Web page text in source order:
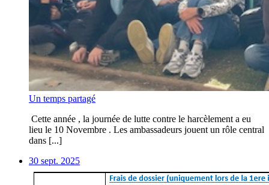
Un temps partagé
Cette année , la journée de lutte contre le harcèlement a eu
lieu le 10 Novembre . Les ambassadeurs jouent un rôle central
dans [...]
30 sept. 2025